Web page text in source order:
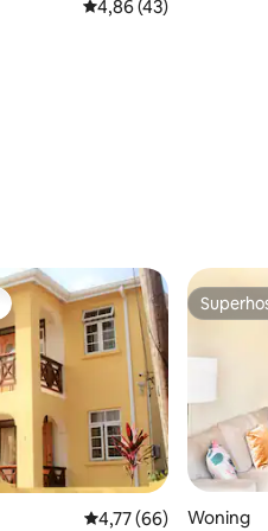
Gemiddelde
4,86 (43)
Gemiddelde
4,77 (66)
Woning